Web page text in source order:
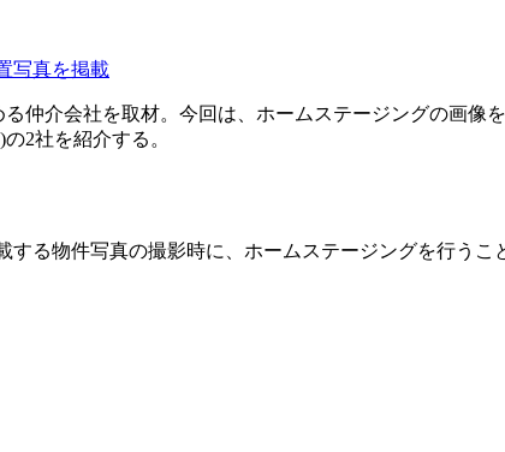
仲介会社を取材。今回は、ホームステージングの画像
2社を紹介する。
る物件写真の撮影時に、ホームステージングを行うこ